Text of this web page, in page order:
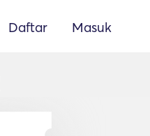
Daftar Masuk